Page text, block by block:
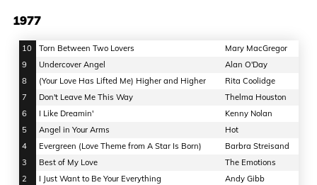
1977
10 Torn Between Two Lovers
Mary MacGregor
9
Undercover Angel
Alan O'Day
8
(Your Love Has Lifted Me) Higher and Higher
Rita Coolidge
7
Don't Leave Me This Way
Thelma Houston
6
I Like Dreamin'
Kenny Nolan
5
Angel in Your Arms
Hot
4
Evergreen (Love Theme from A Star Is Born)
Barbra Streisand
3
Best of My Love
The Emotions
2
I Just Want to Be Your Everything
Andy Gibb